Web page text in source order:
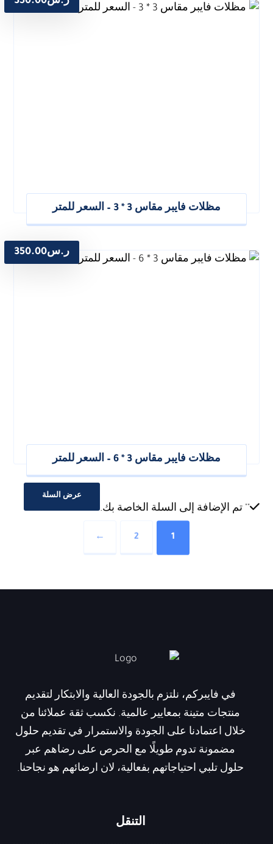
مظلات فايبر مقاس 3 * 3 – السعر للمتر
مظلات فايبر مقاس 3 * 6 – السعر للمتر
ر.س350.00
"" تم الإضافة إلى السلة الخاصة بك.
عرض السلة
1
2
←
في فايبركم، نلتزم بالجودة العالية والابتكار لتقديم
منتجات متينة بمعايير عالمية. نكسب ثقة عملائنا من
خلال اعتمادنا على الجودة والاستمرار في تقديم حلول
مضمونة تدوم طويلًا مع الحرص على رضاهم عبر
حلول تلبي احتياجاتهم بفعالية، لان ارضائهم هو نجاحنا.
التنقل